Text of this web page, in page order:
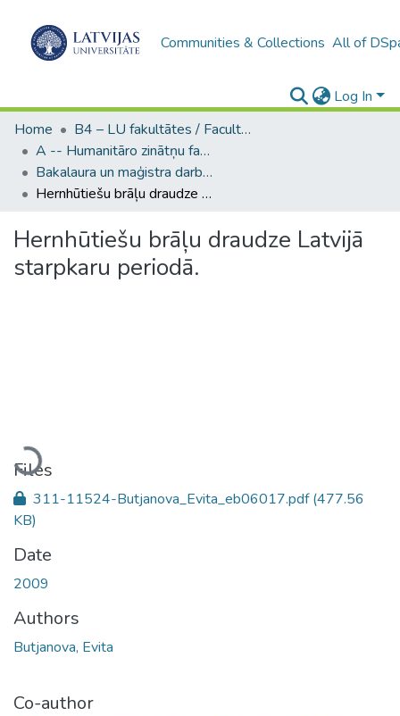
Communities & Collections All of
Log In
Home
B4 – LU fakultātes / Faculties of the UL
A -- Humanitāro zinātņu fakultāte / Faculty of Humanities
Bakalaura un maģistra darbi (HZF) / Bachelor's and Master's theses
Hernhūtiešu brāļu draudze Latvijā starpkaru periodā.
Hernhūtiešu brāļu draudze Latvijā
starpkaru periodā.
Loading...
Files
311-11524-Butjanova_Evita_eb06017.pdf(477.56
KB)
Date
2009
Authors
Butjanova, Evita
Co-author